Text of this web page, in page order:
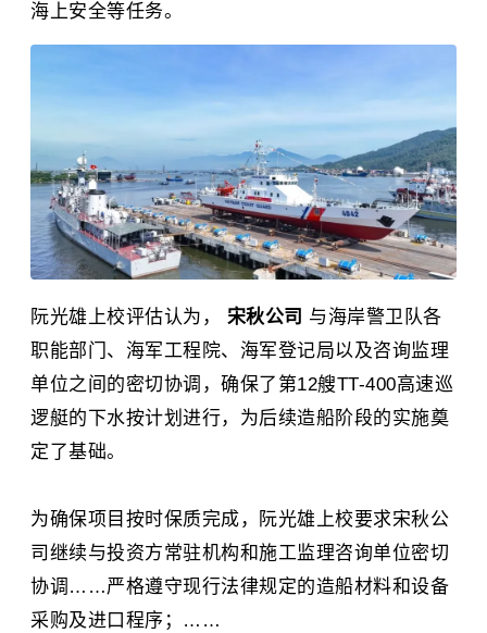
海上安全等任务。
阮光雄上校评估认为， 宋秋公司 与海岸警卫队各
职能部门、海军工程院、海军登记局以及咨询监理
单位之间的密切协调，确保了第12艘TT-400高速巡
逻艇的下水按计划进行，为后续造船阶段的实施奠
定了基础。
为确保项目按时保质完成，阮光雄上校要求宋秋公
司继续与投资方常驻机构和施工监理咨询单位密切
协调……严格遵守现行法律规定的造船材料和设备
采购及进口程序；……